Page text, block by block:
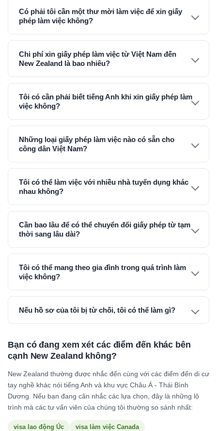
Có phải tôi cần một thư mời làm việc để xin giấy
phép làm việc không?
Chi phí xin giấy phép làm việc từ Việt Nam đến
New Zealand là bao nhiêu?
Tôi có cần phải biết tiếng Anh khi xin giấy phép làm
việc không?
Những loại giấy phép làm việc nào có sẵn cho
công dân Việt Nam?
Tôi có thể làm việc với nhiều nhà tuyển dụng khác
nhau không?
Cần bao lâu để có thể chuyển đổi giấy phép từ tạm
thời sang lâu dài?
Tôi có thể mang theo gia đình trong quá trình làm
việc không?
Nếu hồ sơ của tôi bị từ chối, tôi có thể làm gì?
Bạn có đang xem xét các điểm đến khác bên
cạnh New Zealand không?
New Zealand thường được nhắc đến cùng với các điểm đến di cư
tay nghề khác nói tiếng Anh và khu vực Châu Á - Thái Bình
Dương. Nếu bạn đang cân nhắc các lựa chọn, đây là những lộ
trình mà các tư vấn viên của chúng tôi thường so sánh nhất:
visa lao động Úc
visa làm việc Canada